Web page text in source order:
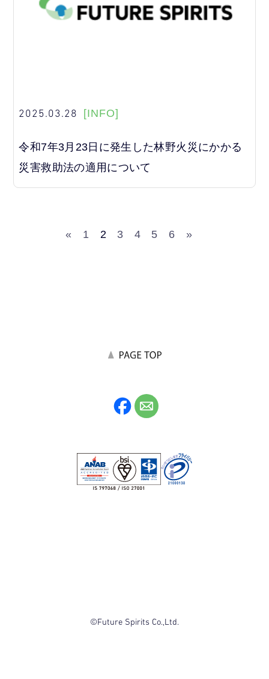
2025.03.28 [INFO]
令和7年3月23日に発生した林野火災にかかる
災害救助法の適用について
« 1 2 3 4 5 6 »
©Future Spirits Co.,Ltd.